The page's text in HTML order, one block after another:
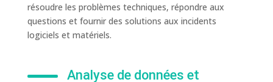
résoudre les problèmes techniques, répondre aux
questions et fournir des solutions aux incidents
logiciels et matériels.
Analyse de données et